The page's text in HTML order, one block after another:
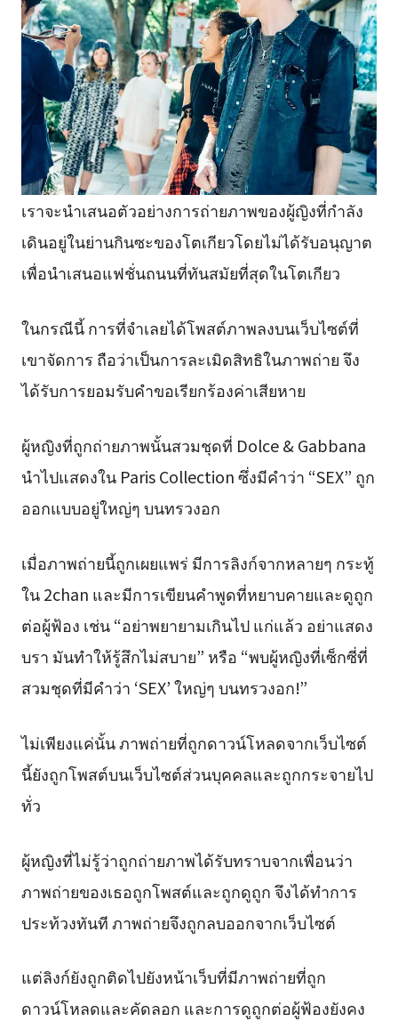
เราจะนำเสนอตัวอย่างการถ่ายภาพของผู้ญิงที่กำลัง
เดินอยู่ในย่านกินซะของโตเกียวโดยไม่ได้รับอนุญาต
เพื่อนำเสนอแฟชั่นถนนที่ทันสมัยที่สุดในโตเกียว
ในกรณีนี้ การที่จำเลยได้โพสต์ภาพลงบนเว็บไซต์ที่
เขาจัดการ ถือว่าเป็นการละเมิดสิทธิในภาพถ่าย จึง
ได้รับการยอมรับคำขอเรียกร้องค่าเสียหาย
ผู้หญิงที่ถูกถ่ายภาพนั้นสวมชุดที่ Dolce & Gabbana
นำไปแสดงใน Paris Collection ซึ่งมีคำว่า “SEX” ถูก
ออกแบบอยู่ใหญ่ๆ บนทรวงอก
เมื่อภาพถ่ายนี้ถูกเผยแพร่ มีการลิงก์จากหลายๆ กระทู้
ใน 2chan และมีการเขียนคำพูดที่หยาบคายและดูถูก
ต่อผู้ฟ้อง เช่น “อย่าพยายามเกินไป แก่แล้ว อย่าแสดง
บรา มันทำให้รู้สึกไม่สบาย” หรือ “พบผู้หญิงที่เซ็กซี่ที่
สวมชุดที่มีคำว่า ‘SEX’ ใหญ่ๆ บนทรวงอก!”
ไม่เพียงแค่นั้น ภาพถ่ายที่ถูกดาวน์โหลดจากเว็บไซต์
นี้ยังถูกโพสต์บนเว็บไซต์ส่วนบุคคลและถูกกระจายไป
ทั่ว
ผู้หญิงที่ไม่รู้ว่าถูกถ่ายภาพได้รับทราบจากเพื่อนว่า
ภาพถ่ายของเธอถูกโพสต์และถูกดูถูก จึงได้ทำการ
ประท้วงทันที ภาพถ่ายจึงถูกลบออกจากเว็บไซต์
แต่ลิงก์ยังถูกติดไปยังหน้าเว็บที่มีภาพถ่ายที่ถูก
ดาวน์โหลดและคัดลอก และการดูถูกต่อผู้ฟ้องยังคง